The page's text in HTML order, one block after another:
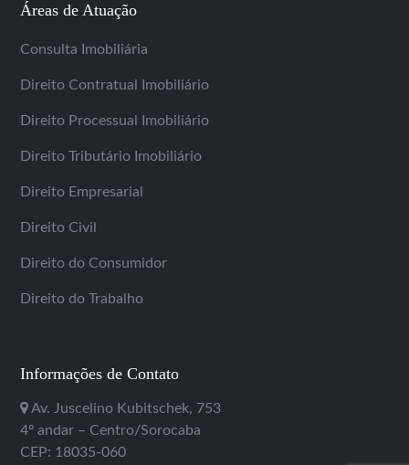
Áreas de Atuação
Consulta Imobiliária
Direito Contratual Imobiliário
Direito Processual Imobiliário
Direito Tributário Imobiliário
Direito Empresarial
Direito Civil
Direito do Consumidor
Direito do Trabalho
Informações de Contato
Av. Juscelino Kubitschek, 753
4º andar – Centro/Sorocaba
CEP: 18035-060